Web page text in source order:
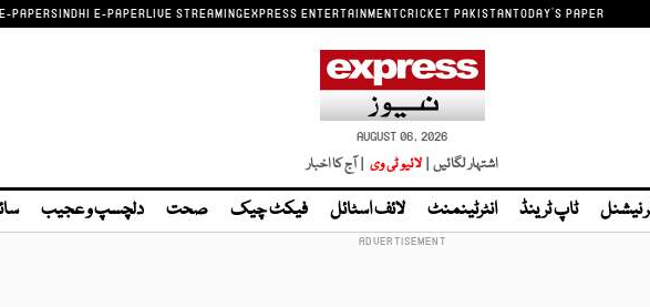
PAPERSINDHI E-PAPERLIVE STREAMINGEXPRESS ENTERTAINMENTCRICKET PAKISTANTODAY'S PAPER
AUGUST 06, 2026
اشتہار لگائیں | لائیو ٹی وی | آج کا اخبار
نیشنل ٹاپ ٹرینڈ انٹرٹینمنٹ لائف اسٹائل فیکٹ چیک صحت دلچسپ و عجیب